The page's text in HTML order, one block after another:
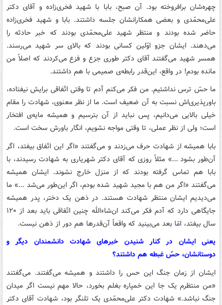
چهره‌شان برافروخته بود. آن صبح، بابا با شهید فخری‌زاده و آقای دکتر
علی‌محمّدی و بعضی همکارانشان جلسه داشتند. بابا و شهید فخری‌زاده
حاضر شده بودند و منتظر شهید علی‌محمّدی بودند که خبر حادثه را
می‌دهند. ایشان جزو اوّلین کسانی بودند که بالای سر شهید می‌رسند.
همسر شهید می‌گفتند آقای دکتر طوری جزع و فزع می‌کردند که اصلاً من
مانده بودم! در واقع، این‌قدر رابطه‌ی صمیمی با هم داشتند.
ما حسّ ترس نداشتیم. من فکر می‌کنم آدم تا وقتی اتّفاقی برایش نیفتاده،
باورپذیری‌اش نسبت به آن ضعیف است. ما از نظر معنوی، شهادت را مقام
خیلی بالایی می‌دانیم، پس نباید از آن بترسیم و همیشه مایه‌ی افتخار
است؛ ولی از نظر عملی، تا وقتی مواجه نشویم، انگار باورش سخت است.
بابا همیشه از شهادت حرف می‌زدند و می‌گفتند «اگر این اتّفاق بیفتد، اگر
آن‌طور بشود ...» مثلاً روزی که آقای دکتر شهریاری به شهادت رسیدند، با
بابا هم تماس گرفته بودند که از منزل خارج نشوند. ایشان همیشه
می‌گفتند «اگر من هم با مجید شهید شده بودم، اگر این‌طور می‌شد ...» ما
می‌دیدیم ایشان منتظر شهادت هستند. در ذهن یک دختر، پدر همیشه
جایگاهی دارد که آدم فکر می‌کند ان‌شاءالله چنین اتّفاقی باید بعد از ۱۲۰
سال بیفتد، امّا بعد می‌بینید که واقعاً آن‌قدرها هم دور از ذهن نیست.
یعنی ایشان در کنار شنیدن خبرهای شهادت دانشمندان دیگر و
دوستانشان، حسّ غبطه هم داشتند؟
ایشان از زمان جنگ این حس را داشتند و همیشه می‌گفتند. می‌گفتند
«من منتظرم یک جا این خمپاره بغلم بخورد، حالا مهم نیست اگر میدان
جنگ نباشد.» شهادت دکتر علی‌محمّدی یک تلنگر بود، شهادت آقای دکتر